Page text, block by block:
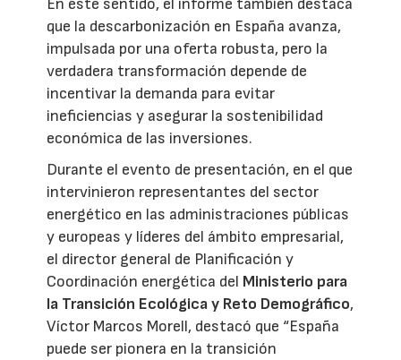
En este sentido, el informe también destaca
que la descarbonización en España avanza,
impulsada por una oferta robusta, pero la
verdadera transformación depende de
incentivar la demanda para evitar
ineficiencias y asegurar la sostenibilidad
económica de las inversiones.
Durante el evento de presentación, en el que
intervinieron representantes del sector
energético en las administraciones públicas
y europeas y líderes del ámbito empresarial,
el director general de Planificación y
Coordinación energética del Ministerio para
la Transición Ecológica y Reto Demográfico,
Víctor Marcos Morell, destacó que “España
puede ser pionera en la transición